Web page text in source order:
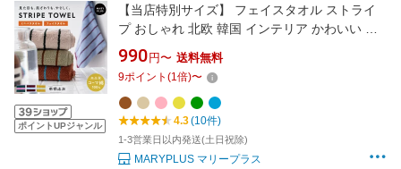
ポイントUPジャンル
【当店特別サイズ】 フェイスタオル ストライ
プ おしゃれ 北欧 韓国 インテリア かわいい ま
とめ買い コーマ綿 綿100％ コットン ふわふわ
吸水 柄 カラー デザイン 洗面所 吊り下げ タオ
ル タグ付き キッチン バスルーム ジム 新生活
990 円〜 送料無料
9ポイント (1倍)〜
4.3(10件)
1-3営業日以内発送(土日祝除)
MARYPLUS マリープラス